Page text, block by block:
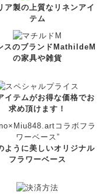
ア製の上質なリネンアイ
テム
スのブランドMathildeM
の家具や雑貨
イテムがお得な価格でお
求め頂けます！
ように美しいオリジナル
フラワーベース